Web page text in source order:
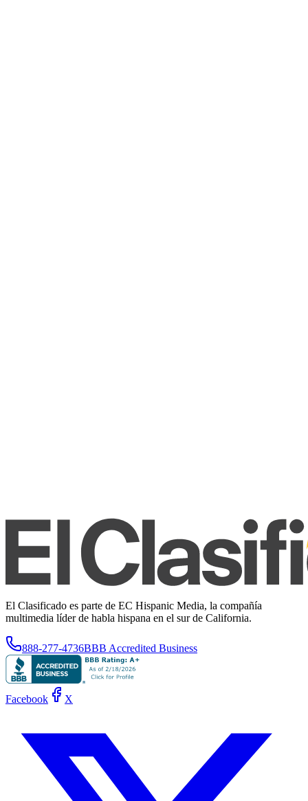
El Clasificado es parte de EC Hispanic Media, la compañía
multimedia líder de habla hispana en el sur de California.
888-277-4736BBB Accredited Business
Facebook X